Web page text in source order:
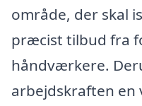
område, der skal
præcist tilbud fra
håndværkere.
arbejdskraften en